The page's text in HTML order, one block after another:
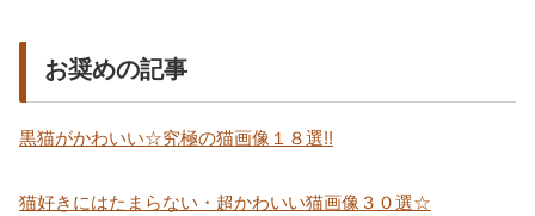
お奨めの記事
黒猫がかわいい☆究極の猫画像１８選!!
猫好きにはたまらない・超かわいい猫画像３０選☆